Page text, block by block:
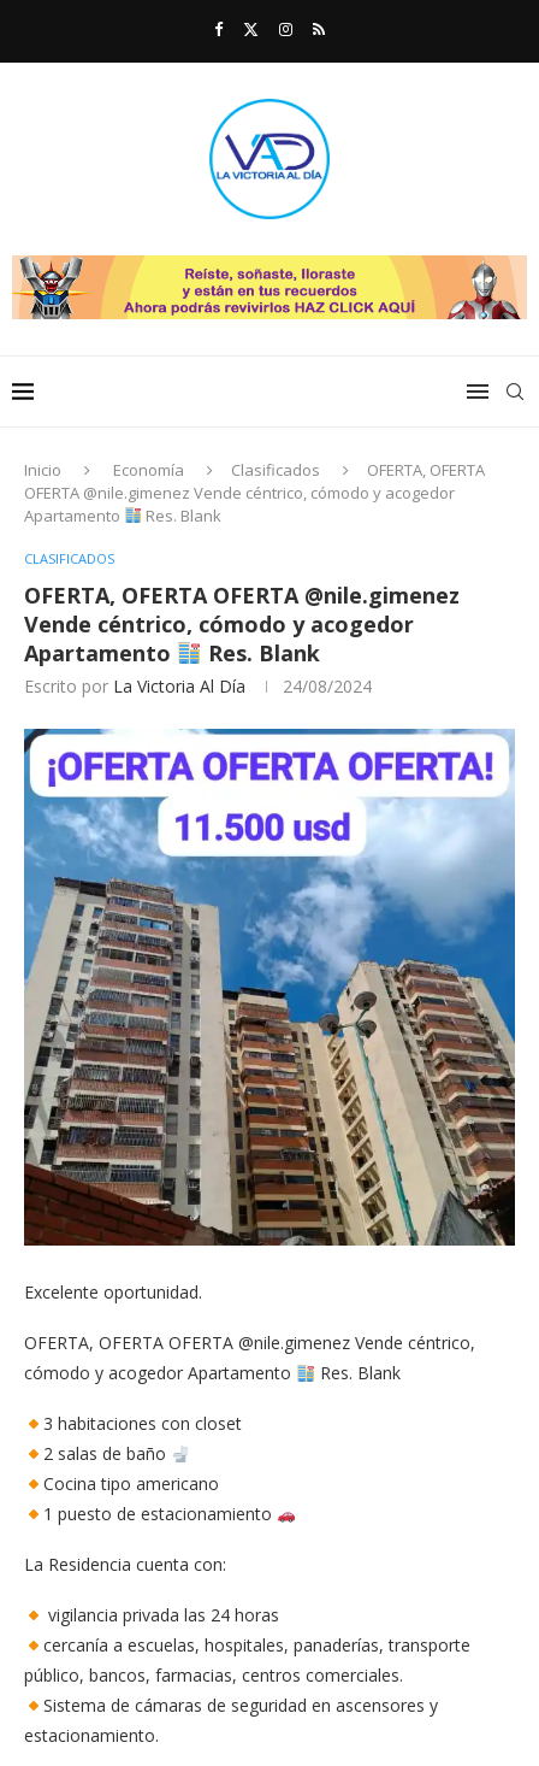
Inicio Economía Clasificados
OFERTA, OFERTA
OFERTA @nile.gimenez Vende céntrico, cómodo y acogedor
Apartamento
Res. Blank
CLASIFICADOS
OFERTA, OFERTA OFERTA @nile.gimenez
Vende céntrico, cómodo y acogedor
Apartamento
Res. Blank
Escrito por La Victoria Al Día 24/08/2024
Excelente oportunidad.
OFERTA, OFERTA OFERTA @nile.gimenez Vende céntrico,
cómodo y acogedor Apartamento
Res. Blank
3 habitaciones con closet
2 salas de baño
Cocina tipo americano
1 puesto de estacionamiento
La Residencia cuenta con:
vigilancia privada las 24 horas
cercanía a escuelas, hospitales, panaderías, transporte
público, bancos, farmacias, centros comerciales.
Sistema de cámaras de seguridad en ascensores y
estacionamiento.